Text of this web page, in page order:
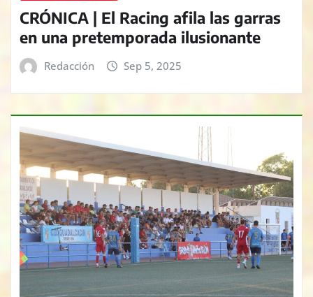
CRÓNICA | El Racing afila las garras
en una pretemporada ilusionante
Redacción Sep 5, 2025